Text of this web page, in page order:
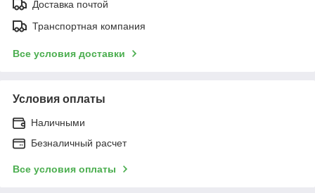
Доставка почтой
Транспортная компания
Все условия доставки
Условия оплаты
Наличными
Безналичный расчет
Все условия оплаты